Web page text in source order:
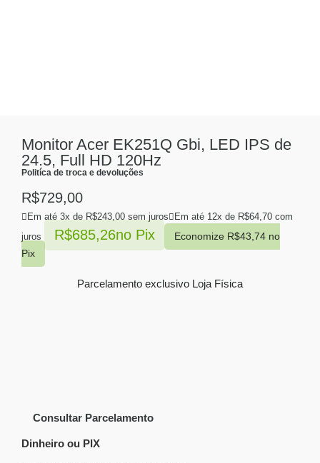
Monitor Acer EK251Q Gbi, LED IPS de
24.5, Full HD 120Hz
Politíca de troca e devoluções
R$729,00
Em até 3x de R$243,00 sem juros Em até 12x de R$64,70 com
juros
R$685,26no Pix Economize R$43,74no
Pix
Parcelamento exclusivo Loja Física
Consultar Parcelamento
Dinheiro ou PIX